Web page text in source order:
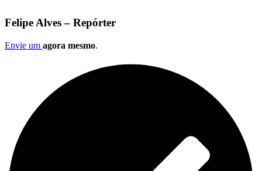
Felipe Alves – Repórter
Envie um agora mesmo.